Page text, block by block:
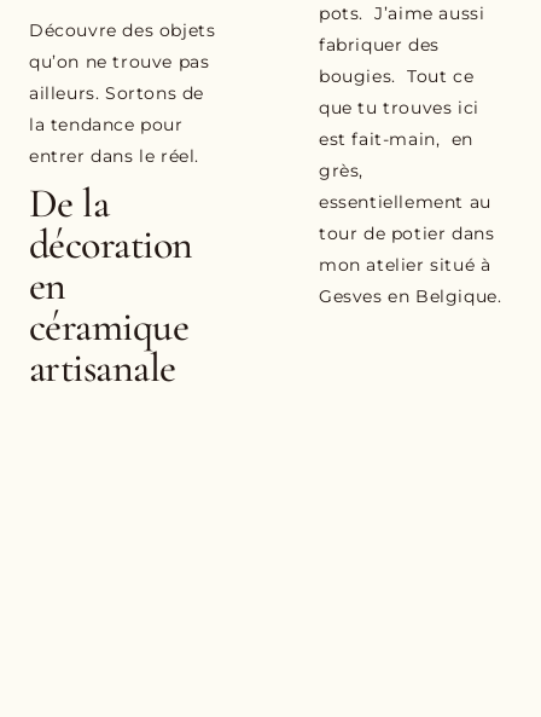
Découvre des objets
qu’on ne trouve pas
ailleurs. Sortons de
la tendance pour
entrer dans le réel.
De la
décoration
en
céramique
artisanale
pots. J’aime aussi
fabriquer des
bougies. Tout ce
que tu trouves ici
est fait-main, en
grès,
essentiellement au
tour de potier dans
mon atelier situé à
Gesves en Belgique.